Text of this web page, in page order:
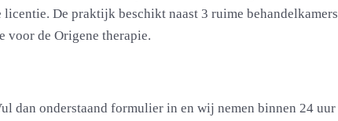
licentie. De praktijk beschikt naast 3 ruime behandelkamers
voor de Origene therapie.
dan onderstaand formulier in en wij nemen binnen 24 uur